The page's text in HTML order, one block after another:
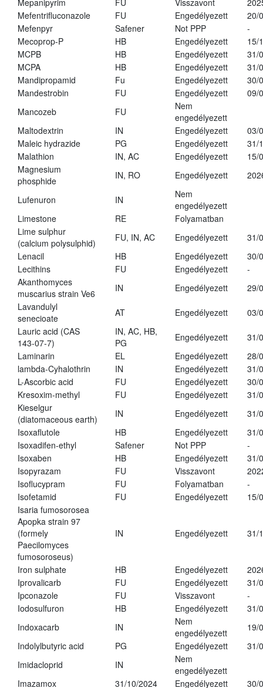
Mepanipyrim
FU Visszavont
Mefentrifluconazole
FU Engedélyezett
20/
Mefenpyr
Safener Not PPP
-
Mecoprop-P
HB Engedélyezett
15/
MCPB
HB Engedélyezett
31/
MCPA
HB Engedélyezett
31/
Mandipropamid
Fu Engedélyezett
30/
Mandestrobin
FU Engedélyezett
09/
Mancozeb
FU
Nem
engedélyezett
Maltodextrin
IN Engedélyezett
03/
Maleic hydrazide
PG Engedélyezett
31/
Malathion
IN, AC Engedélyezett
15/
Magnesium
phosphide
IN, RO Engedélyezett
Lufenuron IN
Nem
engedélyezett
Limestone
RE
Folyamatban
Lime sulphur
(calcium polysulphid)
FU, IN, AC Engedélyezett
31/
Lenacil
HB Engedélyezett
30/
Lecithins
FU Engedélyezett
-
Akanthomyces
muscarius strain Ve6
IN Engedélyezett
29/
Lavandulyl
senecioate
AT Engedélyezett
03/
Lauric acid (CAS
143-07-7)
IN, AC, HB,
PG
Engedélyezett
31/
Laminarin
EL Engedélyezett
28/
lambda-Cyhalothrin
IN Engedélyezett
31/
L-Ascorbic acid
FU Engedélyezett
30/
Kresoxim-methyl
FU Engedélyezett
31/
Kieselgur
(diatomaceous earth)
IN Engedélyezett
31/
Isoxaflutole
HB Engedélyezett
31/
Isoxadifen-ethyl
Safener Not PPP
-
Isoxaben
HB Engedélyezett
31/
Isopyrazam
FU Visszavont
Isoflucypram
FU Folyamatban
-
Isofetamid
FU Engedélyezett
15/
Isaria fumosorosea
Apopka strain 97
(formely
Paecilomyces
fumosoroseus)
IN Engedélyezett 31/
Iron sulphate HB Engedélyezett
Iprovalicarb
FU Engedélyezett
31/
Ipconazole
FU Visszavont
-
Iodosulfuron
HB Engedélyezett
31/
Indoxacarb
IN
Nem
engedélyezett
19/
Indolylbutyric acid
PG Engedélyezett
31/
Imidacloprid
IN
Nem
engedélyezett
Imazamox
31/10/2024 Engedélyezett
30/